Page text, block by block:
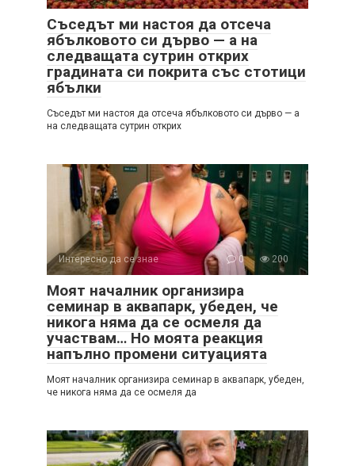
Съседът ми настоя да отсеча
ябълковото си дърво — а на
следващата сутрин открих
градината си покрита със стотици
ябълки
Съседът ми настоя да отсеча ябълковото си дърво — а
на следващата сутрин открих
Интересно да се знае 0 200
Моят началник организира
семинар в аквапарк, убеден, че
никога няма да се осмеля да
участвам… Но моята реакция
напълно промени ситуацията
Моят началник организира семинар в аквапарк, убеден,
че никога няма да се осмеля да